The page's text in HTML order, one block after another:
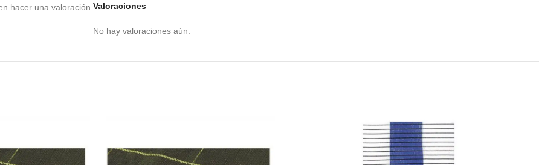
Valoraciones
No hay valoraciones aún.
hacer una valoración.